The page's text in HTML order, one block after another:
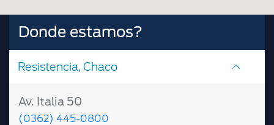
Donde estamos?
Resistencia, Chaco
Av. Italia 50
(0362) 445-0800